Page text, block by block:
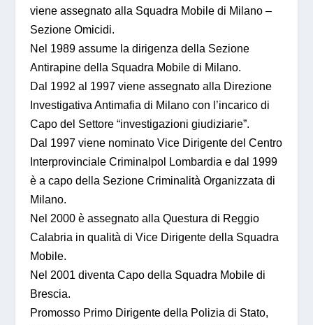
viene assegnato alla Squadra Mobile di Milano –
Sezione Omicidi.
Nel 1989 assume la dirigenza della Sezione
Antirapine della Squadra Mobile di Milano.
Dal 1992 al 1997 viene assegnato alla Direzione
Investigativa Antimafia di Milano con l’incarico di
Capo del Settore “investigazioni giudiziarie”.
Dal 1997 viene nominato Vice Dirigente del Centro
Interprovinciale Criminalpol Lombardia e dal 1999
è a capo della Sezione Criminalità Organizzata di
Milano.
Nel 2000 è assegnato alla Questura di Reggio
Calabria in qualità di Vice Dirigente della Squadra
Mobile.
Nel 2001 diventa Capo della Squadra Mobile di
Brescia.
Promosso Primo Dirigente della Polizia di Stato,